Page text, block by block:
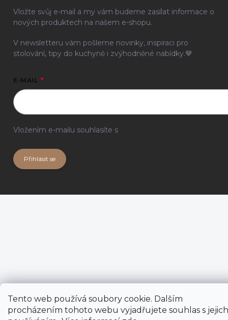
Tento web používá soubory cookie. Dalším
procházením tohoto webu vyjadřujete souhlas s jejich
Vložte svůj e-mail a my vám budeme zasílat informace o
nových produktech na našem e-shopu.
V newsletteru vám pošleme novinky, inspiraci pro
stolování, tipy do kuchyně i zvýhodněné nabídky.🤎
E-MAIL
Vložením e-mailu souhlasíte s
Přihlásit se